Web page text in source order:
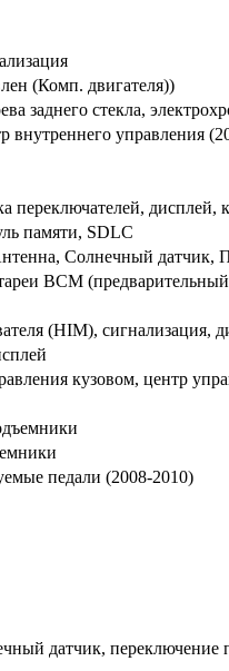
(Комп. двигателя))
заднего стекла,
внутреннего управления
переключателей,
памяти, SDLC
Солнечный датчик,
BCM
(HIM), сигнализация,
кузовом, центр
педали (2008-2010)
датчик, переключение